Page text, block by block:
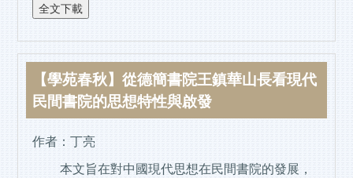
【學苑春秋】從德簡書院王鎮華山長看現代
民間書院的思想特性與啟發
作者：丁亮
本文旨在對中國現代思想在民間書院的發展，